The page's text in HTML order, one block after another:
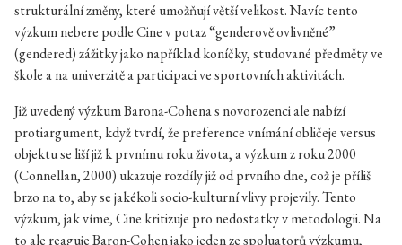
strukturální změny, které umožňují větší velikost. Navíc tento
výzkum nebere podle Cine v potaz “genderově ovlivněné”
(gendered) zážitky jako například koníčky, studované předměty ve
škole a na univerzitě a participaci ve sportovních aktivitách.
Již uvedený výzkum Barona-Cohena s novorozenci ale nabízí
protiargument, když tvrdí, že preference vnímání obličeje versus
objektu se liší již k prvnímu roku života, a výzkum z roku 2000
(Connellan, 2000) ukazuje rozdíly již od prvního dne, což je příliš
brzo na to, aby se jakékoli socio-kulturní vlivy projevily. Tento
výzkum, jak víme, Cine kritizuje pro nedostatky v metodologii. Na
to ale reaguje Baron-Cohen jako jeden ze spoluatorů výzkumu,